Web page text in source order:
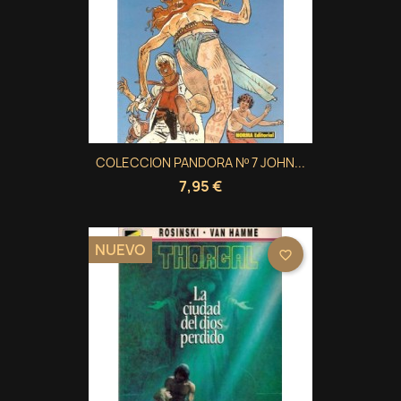
COLECCION PANDORA Nº 7 JOHN...
7,95 €
NUEVO favorite_border